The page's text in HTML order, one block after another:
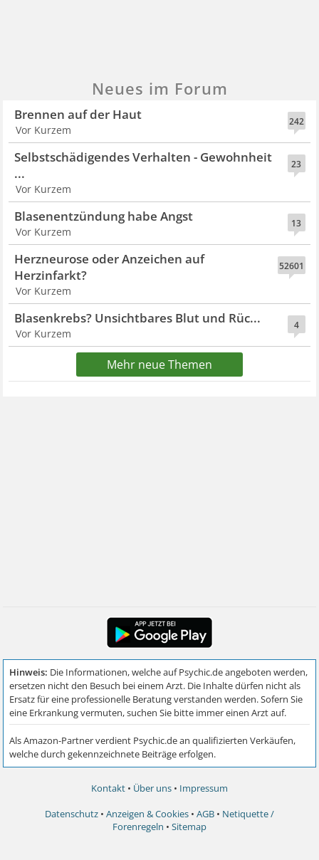
Neues im Forum
242
Brennen auf der Haut
Vor Kurzem
23
Selbstschädigendes Verhalten - Gewohnheit
...
Vor Kurzem
13
Blasenentzündung habe Angst
Vor Kurzem
52601
Herzneurose oder Anzeichen auf
Herzinfarkt?
Vor Kurzem
4
Blasenkrebs? Unsichtbares Blut und Rüc...
Vor Kurzem
Mehr neue Themen
Kontakt • Über uns • Impressum
Datenschutz • Anzeigen & Cookies • AGB • Netiquette /
Forenregeln • Sitemap